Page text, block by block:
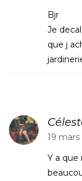
Bjr
Je
que j
19 mars
Y a que